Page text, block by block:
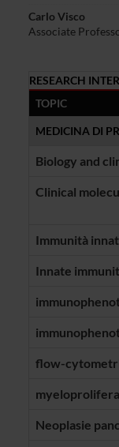
Carlo Visco
Associate
RESEARCH
TOPIC
MEDICINA DI
Biology and
Clinical
Immunità
Innate
flow-
Neoplasie